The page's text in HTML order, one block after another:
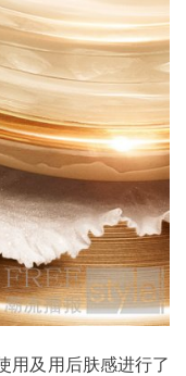
用及用后肤感进行了